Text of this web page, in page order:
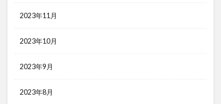
2023年11月
2023年10月
2023年9月
2023年8月